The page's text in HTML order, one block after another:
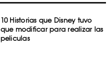
10 Historias que Disney tuvo
que modificar para realizar las
peliculas